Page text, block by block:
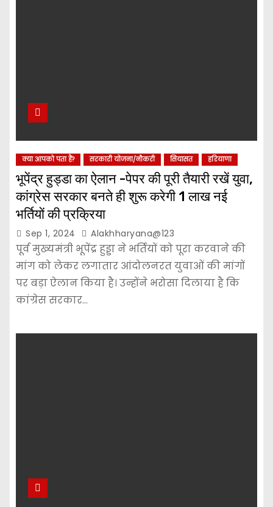
क्या आपको पता हैं? सरकारी योजना/नौकरी सियासत हरियाणा
भूपेंद्र हुड्डा का ऐलान -पेपर की पूरी तैयारी रखें युवा,
कांग्रेस सरकार बनते ही शुरू करेगी 1 लाख नई
भर्तियों की प्रक्रिया
Sep 1, 2024 Alakhharyana@123
पूर्व मुख्यमंत्री भूपेंद्र हुड्डा ने भर्तियों को पूरा करवाने की
मांग को लेकर लगातार आंदोलनरत युवाओं की मांगों
पर बड़ा ऐलान किया है। उन्होंने भरोसा दिलाया है कि
कांग्रेस सरकार…